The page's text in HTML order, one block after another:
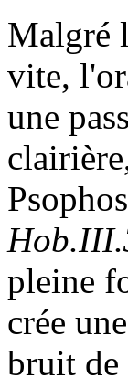
Malgré
vite,
une
pleine
crée
bruit de